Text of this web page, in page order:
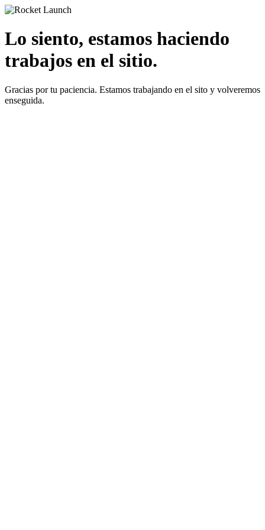
Lo siento, estamos haciendo
trabajos en el sitio.
Gracias por tu paciencia. Estamos trabajando en el sito y volveremos
enseguida.